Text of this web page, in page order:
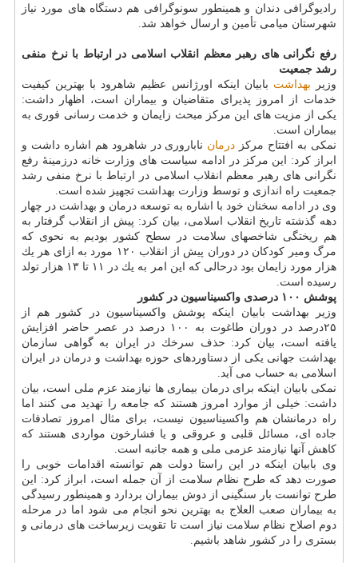
رادیوگرافی دندان و همینطور سونوگرافی هم دستگاه های مورد نیاز
شهرستان میامی تأمین و ارسال خواهد شد.
رفع نگرانی های رهبر معظم انقلاب اسلامی در ارتباط با نرخ منفی
رشد جمعیت
وزیر بهداشت بابیان اینكه اورژانس عظیم شاهرود با بهترین كیفیت
خدمات از امروز پذیرای متقاضیان و بیماران است، اظهار داشت:
یكی از مزیت های این مركز مبحث زایمان و خدمت رسانی فوری به
بیماران است.
نمكی به افتتاح مركز درمان ناباروری در شاهرود هم اشاره داشت و
ابراز كرد: این مركز در ادامه سیاست های وزارت خانه درزمینهٔ رفع
نگرانی های رهبر معظم انقلاب اسلامی در ارتباط با نرخ منفی رشد
جمعیت راه اندازی و توسط وزارت بهداشت تجهیز شده است.
وی در ادامه سخنان خود با اشاره به توسعه درمان و بهداشت در چهار
دهه گذشته تاریخ انقلاب اسلامی، بیان كرد: پیش از انقلاب گرفتار به
هم ریختگی شاخصهای سلامت در سطح كشور بودیم به نحوی كه
مرگ ومیر كودكان در دوران پیش از انقلاب ۱۲۰ مورد به ازای هر یك
هزار مورد زایمان بود درحالی كه این امر به یك در ۱۱ تا ۱۳ هزار تولد
رسیده است.
پوشش ۱۰۰ درصدی واكسیناسیون در كشور
وزیر بهداشت بابیان اینكه پوشش واكسیناسیون در كشور هم از
۲۵درصد در دوران طاغوت به ۱۰۰ درصد در عصر حاضر افزایش
یافته است، بیان كرد: حذف سرخك در ایران به گواهی سازمان
بهداشت جهانی یكی از دستاوردهای حوزه بهداشت و درمان در ایران
اسلامی به حساب می آید.
نمكی بابیان اینكه برای درمان بیماری ها نیازمند عزم ملی است، بیان
داشت: خیلی از موارد امروز هستند كه جامعه را تهدید می كنند اما
راه درمانشان هم واكسیناسیون نیست، برای مثال امروز تصادفات
جاده ای، مسائل قلبی و عروقی و یا فشارخون مواردی هستند كه
كاهش آنها نیازمند عزمی ملی و همه جانبه است.
وی بابیان اینكه در این راستا دولت هم توانسته اقدامات خوبی را
صورت دهد كه طرح نظام سلامت از آن جمله است، ابراز كرد: این
طرح توانست بار سنگینی از دوش بیماران بردارد و همینطور رسیدگی
به بیماران صعب العلاج به بهترین نحو انجام می شود اما در مرحله
دوم اصلاح نظام سلامت نیاز است تا تقویت زیرساخت های درمانی و
بستری را در كشور شاهد باشیم.